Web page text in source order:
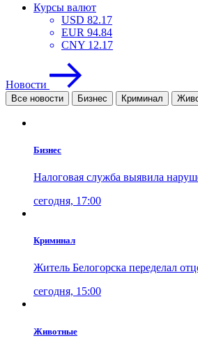
Курсы валют
USD 82.17
EUR 94.84
CNY 12.17
Новости
Все новости Бизнес Криминал
Бизнес
Налоговая служба выявила
сегодня, 17:00
Криминал
Житель Белогорска переделал
сегодня, 15:00
Животные